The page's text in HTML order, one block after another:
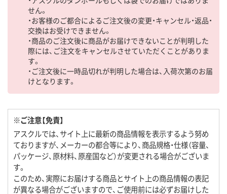
せん。
・お客様のご都合によるご注文後の変更・キャンセル・返品・
交換はお受けできません。
・商品のご注文後に商品がお届けできないことが判明した
際には、ご注文をキャンセルさせていただくことがありま
す。
・ご注文後に一時品切れが判明した場合は、入荷次第のお届
けとなります。
※ご注意【免責】
アスクルでは、サイト上に最新の商品情報を表示するよう努め
ておりますが、メーカーの都合等により、商品規格・仕様（容量、
パッケージ、原材料、原産国など）が変更される場合がございま
す。
このため、実際にお届けする商品とサイト上の商品情報の表記
が異なる場合がございますので、ご使用前には必ずお届けした